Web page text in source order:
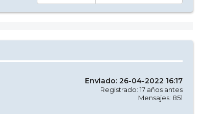
Enviado: 26-04-2022 16:17
Registrado: 17 años antes
Mensajes: 851